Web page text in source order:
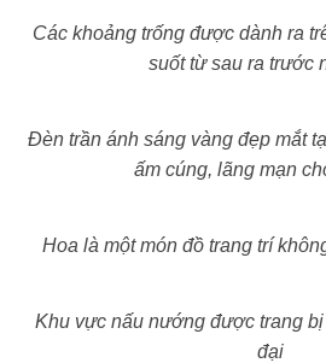
Các khoảng trống được dành ra
suốt từ sau ra trước
Đèn trần ánh sáng vàng đẹp mắt
ấm cúng, lãng mạn
Hoa là một món đồ trang trí
Khu vực nấu nướng được trang
đại